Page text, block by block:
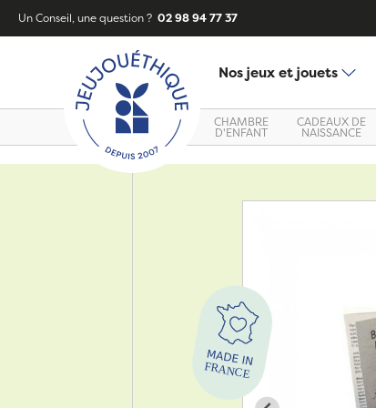
Un Conseil, une question ? 02 98 94 77 37
Nos jeux et jouets
CHAMBRE
D'ENFANT
CADEAUX DE
NAISSANCE